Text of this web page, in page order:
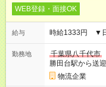
WEB登録・面接OK
給与 時給1333円 ▼
勤務地
千葉県八千代市
勝田台駅から送
物流企業